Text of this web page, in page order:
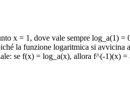
x = 1, dove vale sempre log_a(1) =
la funzione logaritmica si avvicina
se f(x) = log_a(x), allora f^(-1)(x) =